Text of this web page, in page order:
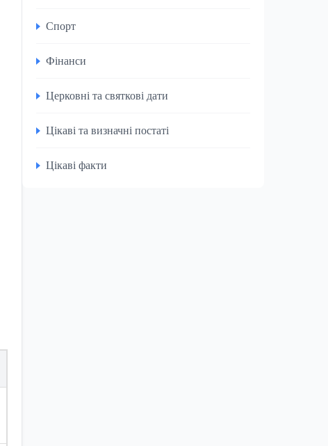
Спорт
Фінанси
Церковні та святкові дати
Цікаві та визначні постаті
Цікаві факти